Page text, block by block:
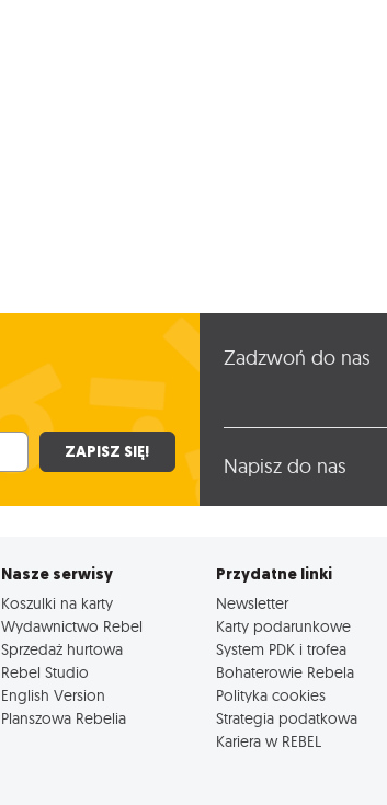
ZAPISZ SIĘ!
Zadzwoń do nas
Napisz do nas
Nasze serwisy
Koszulki na karty
Wydawnictwo Rebel
Sprzedaż hurtowa
Rebel Studio
English Version
Planszowa Rebelia
Przydatne linki
Newsletter
Karty podarunkowe
System PDK i trofea
Bohaterowie Rebela
Polityka cookies
Strategia podatkowa
Kariera w REBEL